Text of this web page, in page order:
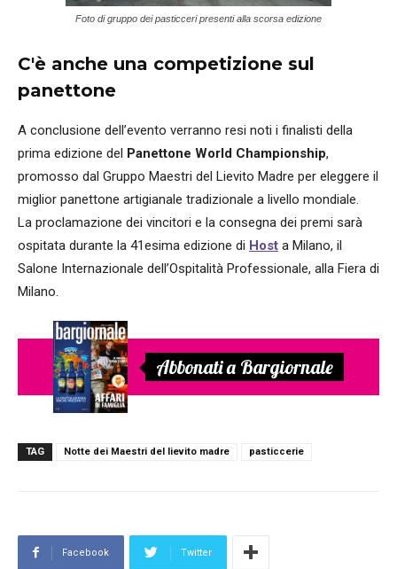
Foto di gruppo dei pasticceri presenti alla scorsa edizione
C'è anche una competizione sul
panettone
A conclusione dell’evento verranno resi noti i finalisti della
prima edizione del
Panettone World Championship,
promosso dal Gruppo Maestri del Lievito Madre per eleggere il
miglior panettone artigianale tradizionale a livello mondiale.
La proclamazione dei vincitori e la consegna dei premi sarà
ospitata durante la 41esima edizione di Host a Milano, il
Salone Internazionale dell’Ospitalità Professionale, alla Fiera di
Milano.
Abbonati a Bargiornale
TAG Notte dei Maestri del lievito madre pasticcerie
Facebook Twitter